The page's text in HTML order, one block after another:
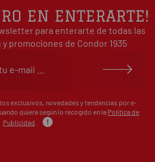
estrellas
0%
1
estrellas 0%
EN ENTERARTE!
para enterarte de todas las
promociones de Condor 1935
exclusivos, novedades y tendencias por e-
quiera según lo recogido en la Política de
Publicidad